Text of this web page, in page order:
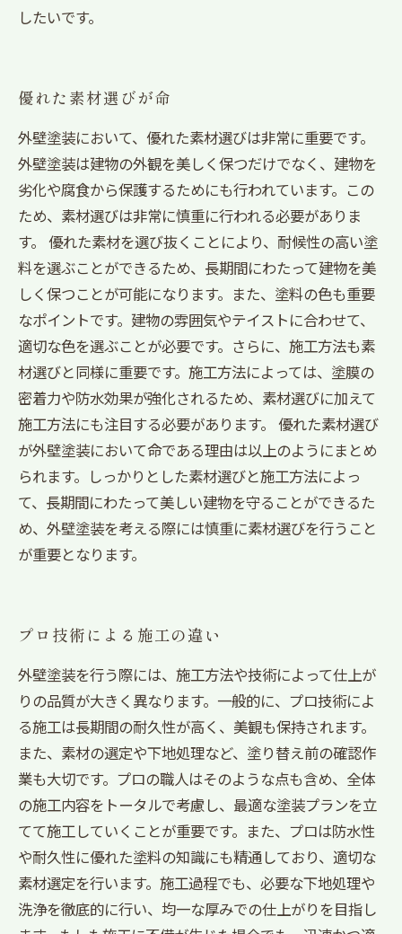
したいです。
優れた素材選びが命
外壁塗装において、優れた素材選びは非常に重要です。
外壁塗装は建物の外観を美しく保つだけでなく、建物を
劣化や腐食から保護するためにも行われています。この
ため、素材選びは非常に慎重に行われる必要がありま
す。 優れた素材を選び抜くことにより、耐候性の高い塗
料を選ぶことができるため、長期間にわたって建物を美
しく保つことが可能になります。また、塗料の色も重要
なポイントです。建物の雰囲気やテイストに合わせて、
適切な色を選ぶことが必要です。さらに、施工方法も素
材選びと同様に重要です。施工方法によっては、塗膜の
密着力や防水効果が強化されるため、素材選びに加えて
施工方法にも注目する必要があります。 優れた素材選び
が外壁塗装において命である理由は以上のようにまとめ
られます。しっかりとした素材選びと施工方法によっ
て、長期間にわたって美しい建物を守ることができるた
め、外壁塗装を考える際には慎重に素材選びを行うこと
が重要となります。
プロ技術による施工の違い
外壁塗装を行う際には、施工方法や技術によって仕上が
りの品質が大きく異なります。一般的に、プロ技術によ
る施工は長期間の耐久性が高く、美観も保持されます。
また、素材の選定や下地処理など、塗り替え前の確認作
業も大切です。プロの職人はそのような点も含め、全体
の施工内容をトータルで考慮し、最適な塗装プランを立
てて施工していくことが重要です。また、プロは防水性
や耐久性に優れた塗料の知識にも精通しており、適切な
素材選定を行います。施工過程でも、必要な下地処理や
洗浄を徹底的に行い、均一な厚みでの仕上がりを目指し